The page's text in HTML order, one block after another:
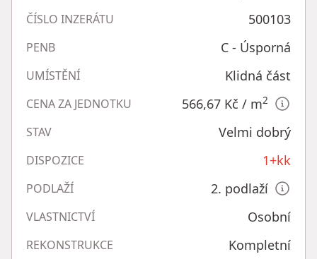
ČÍSLO INZERÁTU 500103
PENB C - Úsporná
UMÍSTĚNÍ Klidná část
CENA ZA JEDNOTKU 566,67 Kč / m2
STAV Velmi dobrý
DISPOZICE 1+kk
PODLAŽÍ 2. podlaží
VLASTNICTVÍ Osobní
REKONSTRUKCE Kompletní